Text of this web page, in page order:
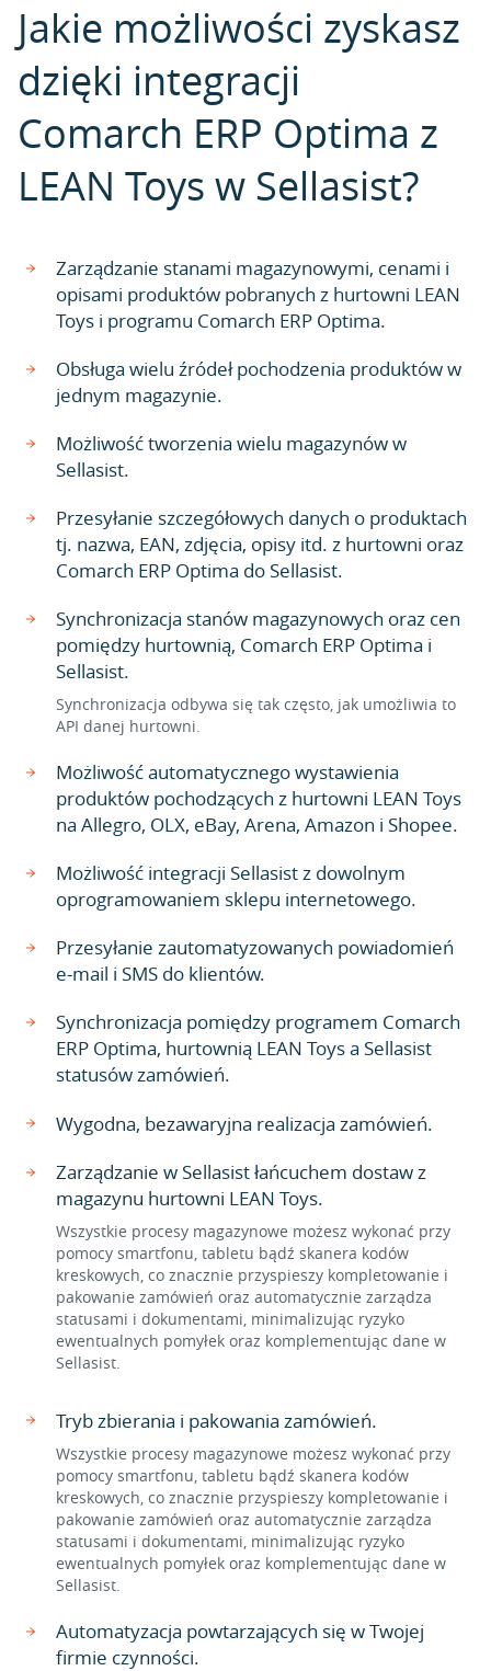
Jakie możliwości zyskasz
dzięki integracji
Comarch ERP Optima z
LEAN Toys w Sellasist?
Zarządzanie stanami magazynowymi, cenami i
opisami produktów pobranych z hurtowni LEAN
Toys i programu Comarch ERP Optima.
Obsługa wielu źródeł pochodzenia produktów w
jednym magazynie.
Możliwość tworzenia wielu magazynów w
Sellasist.
Przesyłanie szczegółowych danych o produktach
tj. nazwa, EAN, zdjęcia, opisy itd. z hurtowni oraz
Comarch ERP Optima do Sellasist.
Synchronizacja stanów magazynowych oraz cen
pomiędzy hurtownią, Comarch ERP Optima i
Sellasist.
Synchronizacja odbywa się tak często, jak umożliwia to
API danej hurtowni.
Możliwość automatycznego wystawienia
produktów pochodzących z hurtowni LEAN Toys
na Allegro, OLX, eBay, Arena, Amazon i Shopee.
Możliwość integracji Sellasist z dowolnym
oprogramowaniem sklepu internetowego.
Przesyłanie zautomatyzowanych powiadomień
e-mail i SMS do klientów.
Synchronizacja pomiędzy programem Comarch
ERP Optima, hurtownią LEAN Toys a Sellasist
statusów zamówień.
Wygodna, bezawaryjna realizacja zamówień.
Zarządzanie w Sellasist łańcuchem dostaw z
magazynu hurtowni LEAN Toys.
Wszystkie procesy magazynowe możesz wykonać przy
pomocy smartfonu, tabletu bądź skanera kodów
kreskowych, co znacznie przyspieszy kompletowanie i
pakowanie zamówień oraz automatycznie zarządza
statusami i dokumentami, minimalizując ryzyko
ewentualnych pomyłek oraz komplementując dane w
Sellasist.
Tryb zbierania i pakowania zamówień.
Wszystkie procesy magazynowe możesz wykonać przy
pomocy smartfonu, tabletu bądź skanera kodów
kreskowych, co znacznie przyspieszy kompletowanie i
pakowanie zamówień oraz automatycznie zarządza
statusami i dokumentami, minimalizując ryzyko
ewentualnych pomyłek oraz komplementując dane w
Sellasist.
Automatyzacja powtarzających się w Twojej
firmie czynności.